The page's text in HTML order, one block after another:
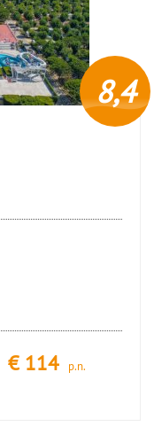
8,4
€ 114 p.n.